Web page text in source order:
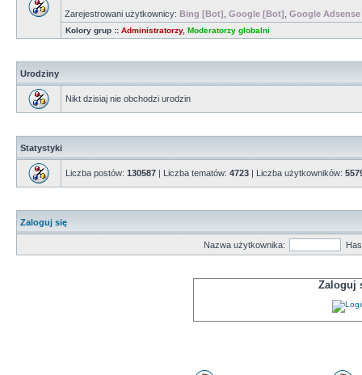
Zarejestrowani użytkownicy: Bing [Bot] Google [Bot] Google
Kolory grup :: Administratorzy, Moderatorzy globalni
Urodziny
Nikt dzisiaj nie obchodzi urodzin
Statystyki
Liczba postów: 130587 | Liczba tematów: 4723 | Liczba użytkowników:
Zaloguj się
Nazwa użytkownika:
Zaloguj